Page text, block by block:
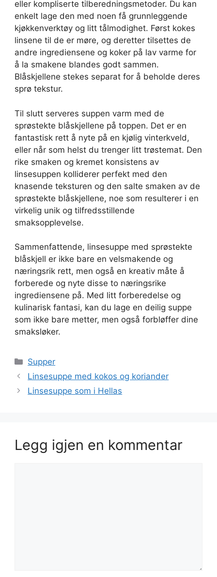
eller kompliserte tilberedningsmetoder. Du kan
enkelt lage den med noen få grunnleggende
kjøkkenverktøy og litt tålmodighet. Først kokes
linsene til de er møre, og deretter tilsettes de
andre ingrediensene og koker på lav varme for
å la smakene blandes godt sammen.
Blåskjellene stekes separat for å beholde deres
sprø tekstur.
Til slutt serveres suppen varm med de
sprøstekte blåskjellene på toppen. Det er en
fantastisk rett å nyte på en kjølig vinterkveld,
eller når som helst du trenger litt trøstemat. Den
rike smaken og kremet konsistens av
linsesuppen kolliderer perfekt med den
knasende teksturen og den salte smaken av de
sprøstekte blåskjellene, noe som resulterer i en
virkelig unik og tilfredsstillende
smaksopplevelse.
Sammenfattende, linsesuppe med sprøstekte
blåskjell er ikke bare en velsmakende og
næringsrik rett, men også en kreativ måte å
forberede og nyte disse to næringsrike
ingrediensene på. Med litt forberedelse og
kulinarisk fantasi, kan du lage en deilig suppe
som ikke bare metter, men også forbløffer dine
smaksløker.
Kategorier
Supper
Linsesuppe med kokos og koriander
Linsesuppe som i Hellas
Legg igjen en kommentar